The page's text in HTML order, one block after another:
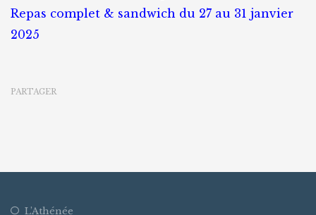
27
Repas complet & sandwich du 27 au 31 janvier
2025
PARTAGER
L’Athénée